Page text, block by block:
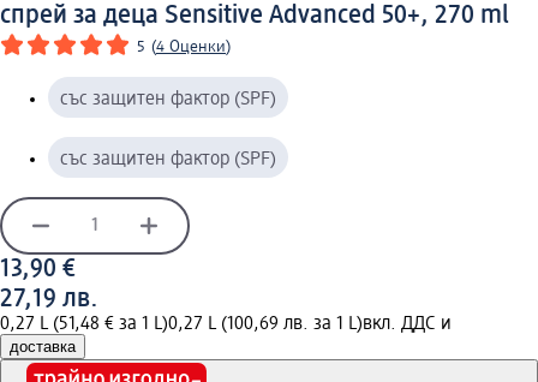
спрей за деца Sensitive Advanced 50+, 270 ml
5 (4 Оценки)
със защитен фактор (SPF)
със защитен фактор (SPF)
13,90 €
27,19 лв.
0,27 L (51,48 € за 1 L)0,27 L (100,69 лв. за 1 L)вкл. ДДС и
доставка